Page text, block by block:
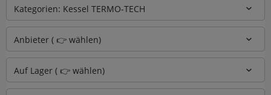
Kategorien: Kessel TERMO-TECH
Anbieter ( 👉 wählen)
Auf Lager ( 👉 wählen)